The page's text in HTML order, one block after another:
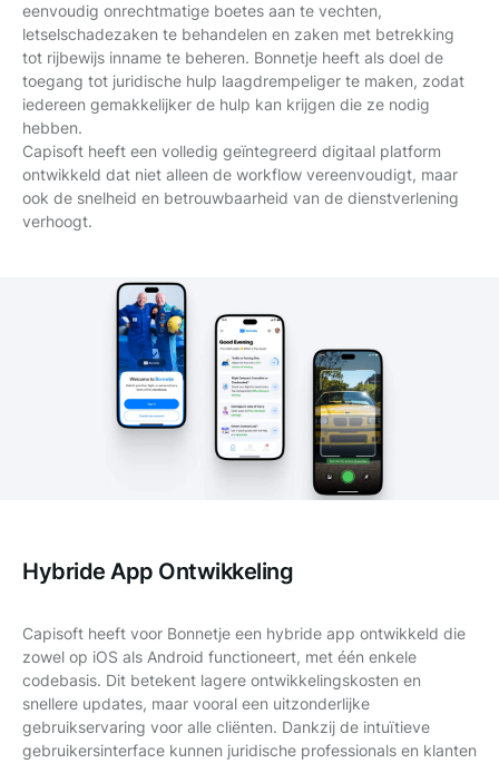
eenvoudig onrechtmatige boetes aan te vechten,
letselschadezaken te behandelen en zaken met betrekking
tot rijbewijs inname te beheren. Bonnetje heeft als doel de
toegang tot juridische hulp laagdrempeliger te maken, zodat
iedereen gemakkelijker de hulp kan krijgen die ze nodig
hebben.
Capisoft heeft een volledig geïntegreerd digitaal platform
ontwikkeld dat niet alleen de workflow vereenvoudigt, maar
ook de snelheid en betrouwbaarheid van de dienstverlening
verhoogt.
Hybride App Ontwikkeling
Capisoft heeft voor Bonnetje een hybride app ontwikkeld die
zowel op iOS als Android functioneert, met één enkele
codebasis. Dit betekent lagere ontwikkelingskosten en
snellere updates, maar vooral een uitzonderlijke
gebruikservaring voor alle cliënten. Dankzij de intuïtieve
gebruikersinterface kunnen juridische professionals en klanten